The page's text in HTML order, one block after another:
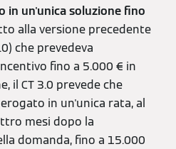
in un'unica soluzione fino
alla versione precedente
che prevedeva
fino a 5.000 € in
il CT 3.0 prevede che
in un'unica rata, al
mesi dopo la
domanda, fino a 15.000